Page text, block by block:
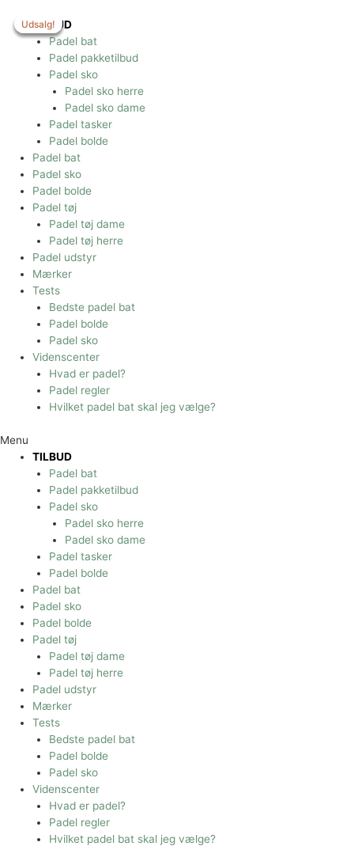
indholdet
TILBUD
Padel bat
Padel pakketilbud
Padel sko
Padel sko herre
Padel sko dame
Padel tasker
Padel bolde
Padel bat
Padel sko
Padel bolde
Padel tøj
Padel tøj dame
Padel tøj herre
Padel udstyr
Mærker
Tests
Bedste padel bat
Padel bolde
Padel sko
Videnscenter
Hvad er padel?
Padel regler
Hvilket padel bat skal jeg vælge?
Menu
TILBUD
Padel bat
Padel pakketilbud
Padel sko
Padel sko herre
Padel sko dame
Padel tasker
Padel bolde
Padel bat
Padel sko
Padel bolde
Padel tøj
Padel tøj dame
Padel tøj herre
Padel udstyr
Mærker
Tests
Bedste padel bat
Padel bolde
Padel sko
Videnscenter
Hvad er padel?
Padel regler
Hvilket padel bat skal jeg vælge?
Udsalg!
Udsalg!
Udsalg!
Udsalg!